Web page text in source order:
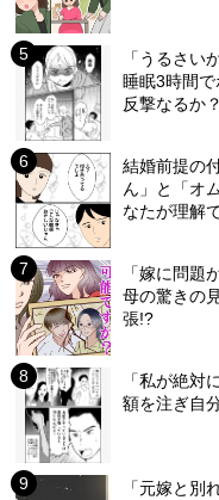
「うるさい
睡眠3時間
反撃なるか？
結婚前提の
ん」と「オ
なたが理解
「嫁に問題
母の驚きの
張!?
「私が絶
額を注ぎ自
「元嫁と別